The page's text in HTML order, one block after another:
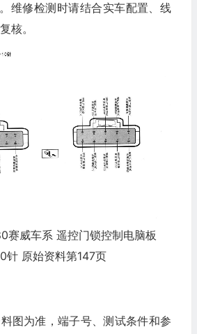
维修检测时请结合实车配置、线
核。
赛威车系 遥控门锁控制电脑板
针 原始资料第147页
图为准，端子号、测试条件和参